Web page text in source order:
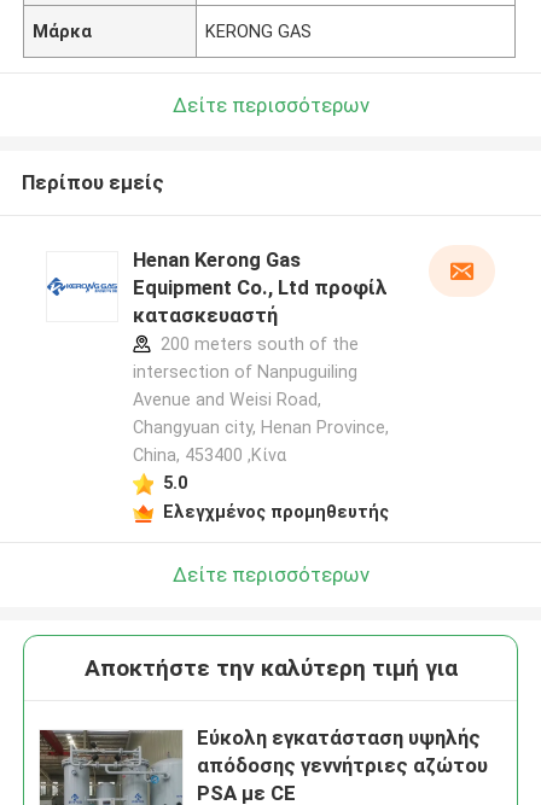
Μάρκα KERONG GAS
Δείτε περισσότερων
Περίπου εμείς
Henan Kerong Gas
Equipment Co., Ltd προφίλ
κατασκευαστή
200 meters south of the
intersection of Nanpuguiling
Avenue and Weisi Road,
Changyuan city, Henan Province,
China, 453400 ,Κίνα
5.0
Ελεγχμένος προμηθευτής
Δείτε περισσότερων
Αποκτήστε την καλύτερη τιμή για
Εύκολη εγκατάσταση υψηλής
απόδοσης γεννήτριες αζώτου
PSA με CE